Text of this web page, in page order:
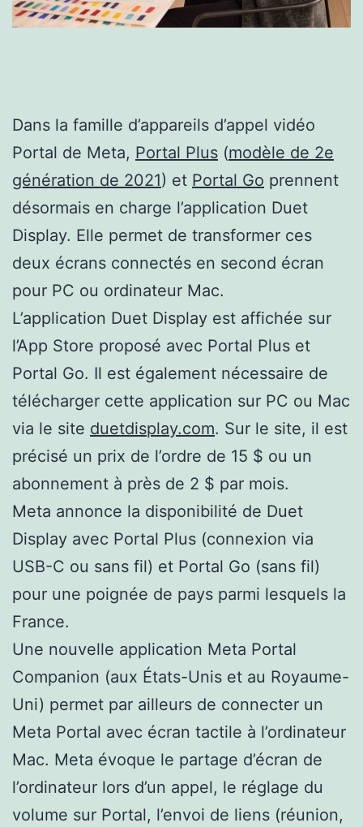
Dans la famille d’appareils d’appel vidéo
Portal de Meta, Portal Plus (modèle de 2e
génération de 2021) et Portal Go prennent
désormais en charge l’application Duet
Display. Elle permet de transformer ces
deux écrans connectés en second écran
pour PC ou ordinateur Mac.
L’application Duet Display est affichée sur
l’App Store proposé avec Portal Plus et
Portal Go. Il est également nécessaire de
télécharger cette application sur PC ou Mac
via le site duetdisplay.com. Sur le site, il est
précisé un prix de l’ordre de 15 $ ou un
abonnement à près de 2 $ par mois.
Meta annonce la disponibilité de Duet
Display avec Portal Plus (connexion via
USB-C ou sans fil) et Portal Go (sans fil)
pour une poignée de pays parmi lesquels la
France.
Une nouvelle application Meta Portal
Companion (aux États-Unis et au Royaume-
Uni) permet par ailleurs de connecter un
Meta Portal avec écran tactile à l’ordinateur
Mac. Meta évoque le partage d’écran de
l’ordinateur lors d’un appel, le réglage du
volume sur Portal, l’envoi de liens (réunion,